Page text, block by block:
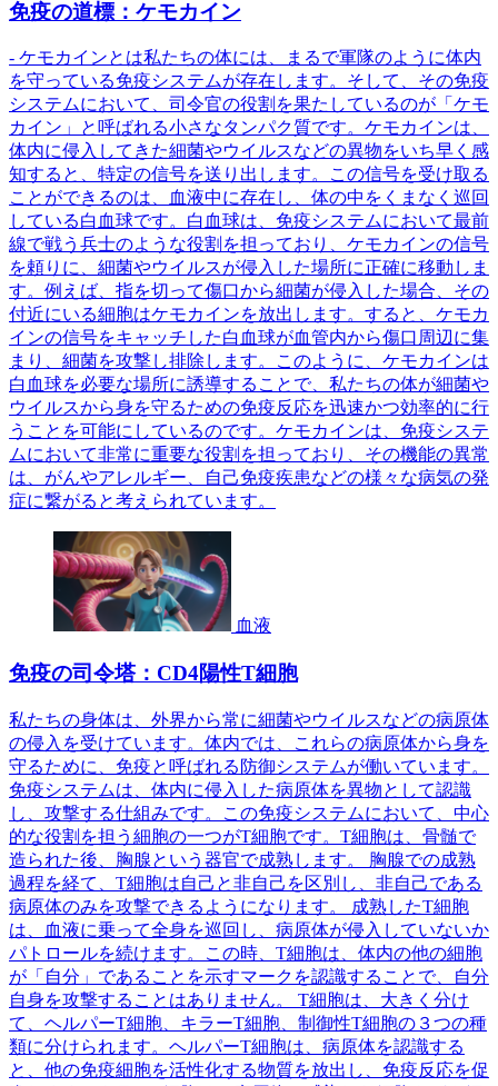
免疫の道標：ケモカイン
- ケモカインとは私たちの体には、まるで軍隊のように体内
を守っている免疫システムが存在します。そして、その免疫
システムにおいて、司令官の役割を果たしているのが「ケモ
カイン」と呼ばれる小さなタンパク質です。ケモカインは、
体内に侵入してきた細菌やウイルスなどの異物をいち早く感
知すると、特定の信号を送り出します。この信号を受け取る
ことができるのは、血液中に存在し、体の中をくまなく巡回
している白血球です。白血球は、免疫システムにおいて最前
線で戦う兵士のような役割を担っており、ケモカインの信号
を頼りに、細菌やウイルスが侵入した場所に正確に移動しま
す。例えば、指を切って傷口から細菌が侵入した場合、その
付近にいる細胞はケモカインを放出します。すると、ケモカ
インの信号をキャッチした白血球が血管内から傷口周辺に集
まり、細菌を攻撃し排除します。このように、ケモカインは
白血球を必要な場所に誘導することで、私たちの体が細菌や
ウイルスから身を守るための免疫反応を迅速かつ効率的に行
うことを可能にしているのです。ケモカインは、免疫システ
ムにおいて非常に重要な役割を担っており、その機能の異常
は、がんやアレルギー、自己免疫疾患などの様々な病気の発
症に繋がると考えられています。
血液
免疫の司令塔：CD4陽性T細胞
私たちの身体は、外界から常に細菌やウイルスなどの病原体
の侵入を受けています。体内では、これらの病原体から身を
守るために、免疫と呼ばれる防御システムが働いています。
免疫システムは、体内に侵入した病原体を異物として認識
し、攻撃する仕組みです。この免疫システムにおいて、中心
的な役割を担う細胞の一つがT細胞です。T細胞は、骨髄で
造られた後、胸腺という器官で成熟します。 胸腺での成熟
過程を経て、T細胞は自己と非自己を区別し、非自己である
病原体のみを攻撃できるようになります。 成熟したT細胞
は、血液に乗って全身を巡回し、病原体が侵入していないか
パトロールを続けます。この時、T細胞は、体内の他の細胞
が「自分」であることを示すマークを認識することで、自分
自身を攻撃することはありません。 T細胞は、大きく分け
て、ヘルパーT細胞、キラーT細胞、制御性T細胞の３つの種
類に分けられます。ヘルパーT細胞は、病原体を認識する
と、他の免疫細胞を活性化する物質を放出し、免疫反応を促